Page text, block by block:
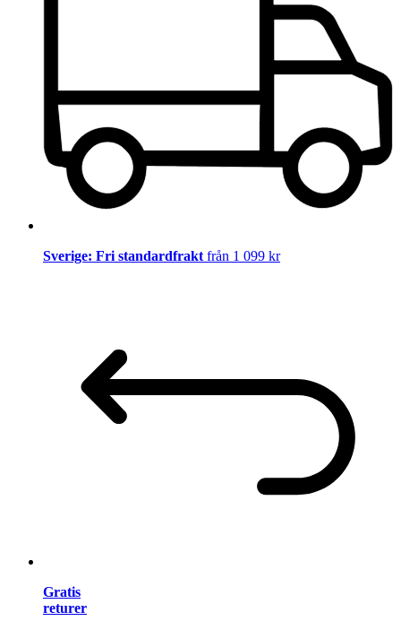
Sverige: Fri standardfrakt från 1 099 kr
Gratis
returer